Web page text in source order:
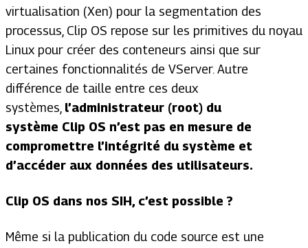
virtualisation (Xen) pour la segmentation des
processus, Clip OS repose sur les primitives du noyau
Linux pour créer des conteneurs ainsi que sur
certaines fonctionnalités de VServer. Autre
différence de taille entre ces deux
systèmes, l’administrateur (root) du
système Clip OS n’est pas en mesure de
compromettre l’intégrité du système et
d’accéder aux données des utilisateurs.
Clip OS dans nos SIH, c’est possible ?
Même si la publication du code source est une